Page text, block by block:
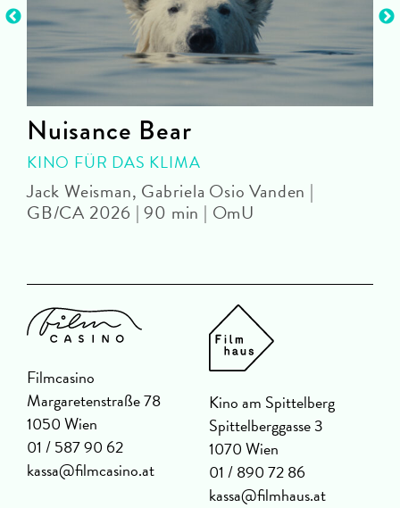
Nuisance Bear
KINO FÜR DAS KLIMA
Jack Weisman, Gabriela Osio Vanden |
GB/CA 2026 | 90 min | OmU
Filmcasino
Margaretenstraße 78
1050 Wien
01 / 587 90 62
kassa@filmcasino.at
Kino am Spittelberg
Spittelberggasse 3
1070 Wien
01 / 890 72 86
kassa@filmhaus.at